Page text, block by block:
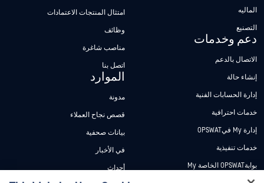
الماليه
التصنيع
دعم وخدمات
الاتصال بالدعم
إنشاء حالة
إدارة الحسابات الفنية
خدمات احترافية
إدارة My فيOPSWAT
خدمات تنفيذية
بوابةOPSWAT الخاصة My
امتثال المنتجات الاعتمادات
وظائف
مناصب شاغرة
اتصل بنا
الموارد
مدونة
قصص نجاح العملاء
بيانات صحفية
في الأخبار
أحداث